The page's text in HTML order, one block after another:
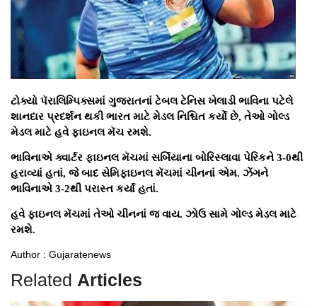
ટોક્યો પૅરાલિમ્પિક્સમાં ગુજરાતનાં ટેબલ ટેનિસ ખેલાડી ભાવિના પટેલે
શાનદાર પ્રદર્શન થકી ભારત માટે મેડલ નિશ્ચિત કર્યો છે, તેઓ ગોલ્ડ
મેડલ માટે હવે ફાઇનલ મૅચ રમશે.
ભાવિનાએ ક્વાર્ટર ફાઇનલ મૅચમાં સર્બિયાના બોરિસ્લાવા પેરિકને 3-0થી
હરાવ્યાં હતાં, જે બાદ સેમિફાઇનલ મૅચમાં ચીનનાં એમ. ઝેંગને
ભાવિનાએ 3-2થી પરાસ્ત કર્યાં હતાં.
હવે ફાઇનલ મૅચમાં તેઓ ચીનનાં જ વાય. ઝોઉ સામે ગોલ્ડ મેડલ માટે
રમશે.
Author : Gujaratenews
Related Articles